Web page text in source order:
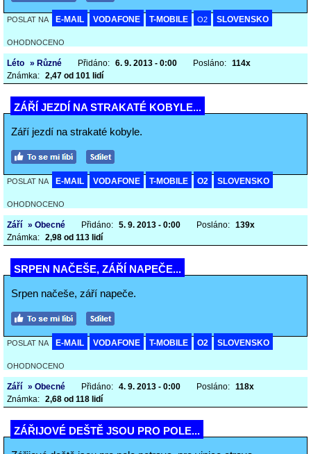
POSLAT NA E-MAIL VODAFONE T-MOBILE O2 SLOVENSKO
OHODNOCENO
Léto » Různé Přidáno: 6. 9. 2013 - 0:00 Posláno: 114x
Známka: 2,47 od 101 lidí
ZÁŘÍ JEZDÍ NA STRAKATÉ KOBYLE...
Září jezdí na strakaté kobyle.
POSLAT NA E-MAIL VODAFONE T-MOBILE O2 SLOVENSKO
OHODNOCENO
Září » Obecné Přidáno: 5. 9. 2013 - 0:00 Posláno: 139x
Známka: 2,98 od 113 lidí
SRPEN NAČEŠE, ZÁŘÍ NAPEČE...
Srpen načeše, září napeče.
POSLAT NA E-MAIL VODAFONE T-MOBILE O2 SLOVENSKO
OHODNOCENO
Září » Obecné Přidáno: 4. 9. 2013 - 0:00 Posláno: 118x
Známka: 2,68 od 118 lidí
ZÁŘIJOVÉ DEŠTĚ JSOU PRO POLE...